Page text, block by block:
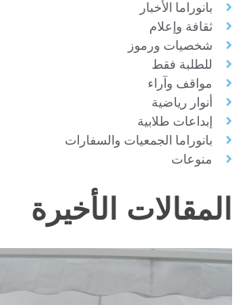
بانوراما الأخبار
ثقافة وإعلام
شخصيات ورموز
للطلبة فقط
مواقف وآراء
أنوار رياضية
إبداعات طلابية
بانوراما الجمعيات والسفارات
منوعات
المقالات الأخيرة